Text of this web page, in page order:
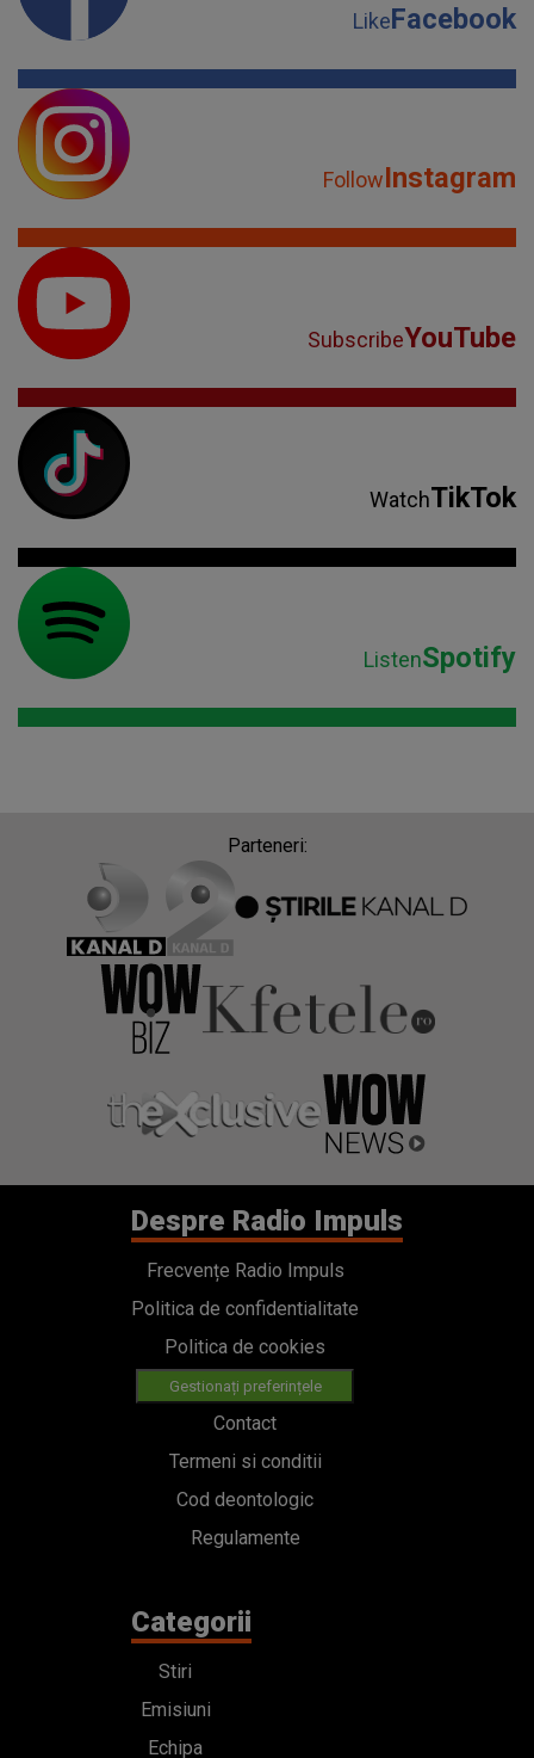
LikeFacebook
FollowInstagram
SubscribeYouTube
WatchTikTok
ListenSpotify
Parteneri:
Despre Radio Impuls
Frecvențe Radio Impuls
Politica de confidentialitate
Politica de cookies
Gestionați preferințele
Contact
Termeni si conditii
Cod deontologic
Regulamente
Categorii
Stiri
Emisiuni
Echipa